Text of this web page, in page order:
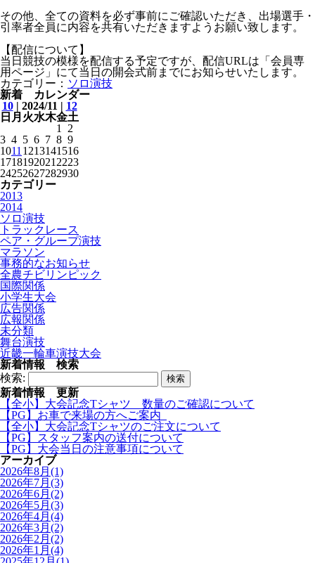
その他、全ての資料を必ず事前にご確認いただき、出場選手・
引率者全員に内容を共有いただきますようお願い致します。
【配信について】
当日競技の模様を配信する予定ですが、配信URLは「会員専
用ページ」にて当日の開会式前までにお知らせいたします。
カテゴリー： ソロ演技
新着 カレンダー
10| 2024/11 | 12
日 月 火水木金土
1
2
3 4 5 6 7 8 9
1011 1213141516
1718192021 2223
24252627282930
カテゴリー
2013
2014
ソロ演技
トラックレース
ペア・グループ演技
マラソン
事務的なお知らせ
全農チビリンピック
国際関係
小学生大会
広告関係
広報関係
未分類
舞台演技
近畿一輪車演技大会
新着情報 検索
検索:
新着情報 更新
【全小】大会記念Tシャツ 数量のご確認について
【PG】お車で来場の方へご案内
【全小】大会記念Tシャツのご注文について
【PG】スタッフ案内の送付について
【PG】大会当日の注意事項について
アーカイブ
2026年8月(1)
2026年7月(3)
2026年6月(2)
2026年5月(3)
2026年4月(4)
2026年3月(2)
2026年2月(2)
2026年1月(4)